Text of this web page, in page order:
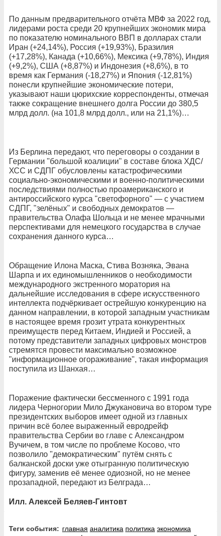
По данным предварительного отчёта МВФ за 2022 год,
лидерами роста среди 20 крупнейших экономик мира
по показателю номинального ВВП в долларах стали
Иран (+24,14%), Россия (+19,93%), Бразилия
(+17,28%), Канада (+10,66%), Мексика (+9,78%), Индия
(+9,2%), США (+8,87%) и Индонезия (+8,6%), в то
время как Германия (-18,27%) и Япония (-12,81%)
понесли крупнейшие экономические потери,
указывают наши цюрихские корреспонденты, отмечая
также сокращение внешнего долга России до 380,5
млрд долл. (на 101,8 млрд долл., или на 21,1%)…
Из Берлина передают, что переговоры о создании в
Германии "большой коалиции" в составе блока ХДС/
ХСС и СДПГ обусловлены катастрофическими
социально-экономическими и военно-политическими
последствиями полностью проамериканского и
антироссийского курса "светофорного" — с участием
СДПГ, "зелёных" и свободных демократов —
правительства Олафа Шольца и не менее мрачными
перспективами для немецкого государства в случае
сохранения данного курса…
Обращение Илона Маска, Стива Возняка, Эвана
Шарпа и их единомышленников о необходимости
международного экстренного моратория на
дальнейшие исследования в сфере искусственного
интеллекта подчёркивает острейшую конкуренцию на
данном направлении, в которой западным участникам
в настоящее время грозит утрата конкурентных
преимуществ перед Китаем, Индией и Россией, а
потому представители западных цифровых монстров
стремятся провести максимально возможное
"информационное огораживание", такая информация
поступила из Шанхая…
Поражение фактически бессменного с 1991 года
лидера Черногории Мило Джукановича во втором туре
президентских выборов имеет одной из главных
причин всё более выраженный евродрейф
правительства Сербии во главе с Александром
Вучичем, в том числе по проблеме Косово, что
позволило "демократическим" путём снять с
балканской доски уже отыгранную политическую
фигуру, заменив её менее одиозной, но не менее
прозападной, передают из Белграда…
Илл. Алексей Беляев-Гинтовт
Теги события: главная аналитика политика экономика